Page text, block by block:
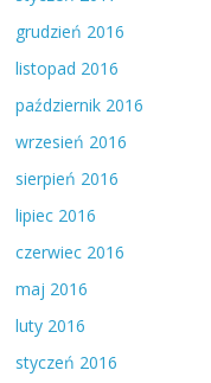
grudzień 2016
listopad 2016
październik 2016
wrzesień 2016
sierpień 2016
lipiec 2016
czerwiec 2016
maj 2016
luty 2016
styczeń 2016